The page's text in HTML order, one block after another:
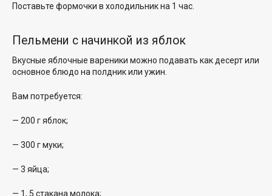
Поставьте формочки в холодильник на 1 час.
Пельмени с начинкой из яблок
Вкусные яблочные вареники можно подавать как десерт или
основное блюдо на полдник или ужин.
Вам потребуется:
— 200 г яблок;
— 300 г муки;
— 3 яйца;
— 1, 5 стакана молока;